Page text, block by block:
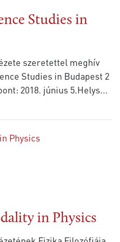
Studies in
szeretettel meghív
Studies in Budapest 2
2018. június 5.Helys...
in Physics